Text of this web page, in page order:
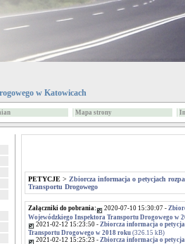
w Katowicach
Mapa strony
PETYCJE > Zbiorcza informacja o petycjach
Transportu Drogowego
Załączniki do pobrania: 2020-07-10 15:30:07 -
Wojewódzkiego Inspektora Transportu Drogowego w
2021-02-12 15:23:50 - Zbiorcza informacja o
Transportu Drogowego w 2018 roku (326.15 kB)
2021-02-12 15:25:23 - Zbiorcza informacja o